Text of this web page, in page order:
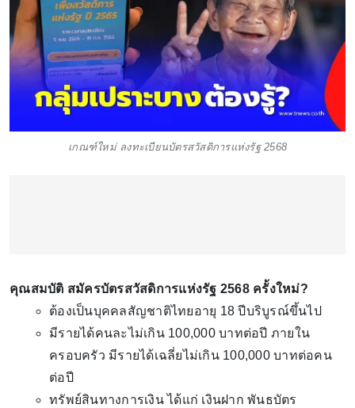
เกณฑ์ใหม่ ลงทะเบียนบัตรสวัสดิการแห่งรัฐ 2568
คุณสมบัติ สมัครบัตรสวัสดิการแห่งรัฐ 2568 ครั้งใหม่?
ต้องเป็นบุคคลสัญชาติไทยอายุ 18 ปีบริบูรณ์ขึ้นไป
มีรายได้คนละไม่เกิน 100,000 บาทต่อปี ภายใน
ครอบครัว มีรายได้เฉลี่ยไม่เกิน 100,000 บาทต่อคน
ต่อปี
ทรัพย์สินทางการเงิน ได้แก่ เงินฝาก พันธบัตร